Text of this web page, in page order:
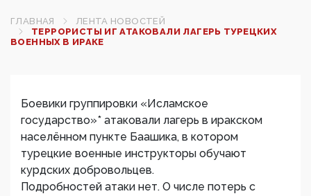
ГЛАВНАЯ
ЛЕНТА НОВОСТЕЙ
ТЕРРОРИСТЫ ИГ АТАКОВАЛИ ЛАГЕРЬ ТУРЕЦКИХ
ВОЕННЫХ В ИРАКЕ
Боевики группировки «Исламское
государство»* атаковали лагерь в иракском
населённом пункте Баашика, в котором
турецкие военные инструкторы обучают
курдских добровольцев.
Подробностей атаки нет. О числе потерь с